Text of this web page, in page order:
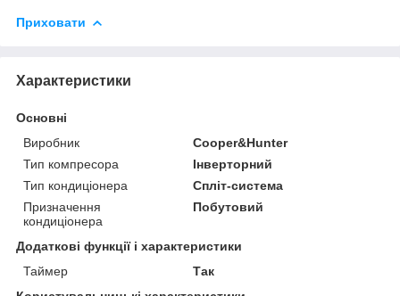
Приховати
Характеристики
Основні
Виробник
Cooper&Hunter
Тип компресора
Інверторний
Тип кондиціонера
Спліт-система
Призначення
кондиціонера
Побутовий
Додаткові функції і характеристики
Таймер
Так